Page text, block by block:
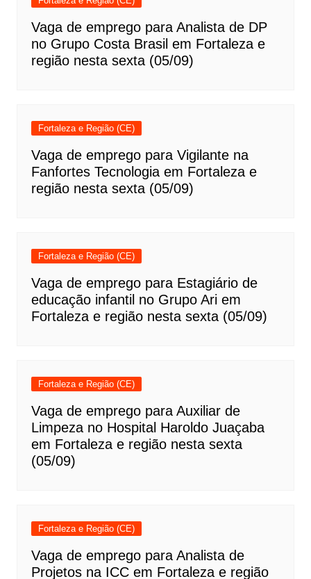
Vaga de emprego para Analista de DP
no Grupo Costa Brasil em Fortaleza e
região nesta sexta (05/09)
Fortaleza e Região (CE)
Vaga de emprego para Vigilante na
Fanfortes Tecnologia em Fortaleza e
região nesta sexta (05/09)
Fortaleza e Região (CE)
Vaga de emprego para Estagiário de
educação infantil no Grupo Ari em
Fortaleza e região nesta sexta (05/09)
Fortaleza e Região (CE)
Vaga de emprego para Auxiliar de
Limpeza no Hospital Haroldo Juaçaba
em Fortaleza e região nesta sexta
(05/09)
Fortaleza e Região (CE)
Vaga de emprego para Analista de
Projetos na ICC em Fortaleza e região